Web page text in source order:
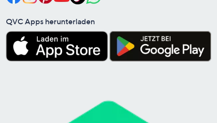
QVC Apps herunterladen